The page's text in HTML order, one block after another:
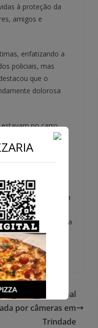
à proteção da
amigos e
enfatizando a
policiais, mas
que o
dolorosa
no carro
esclarecidas. A
a dinâmica da
possam ter
marca um dia
rodovias estaduais,
e atinge toda a
forma intencional
por câmeras em
Trindade